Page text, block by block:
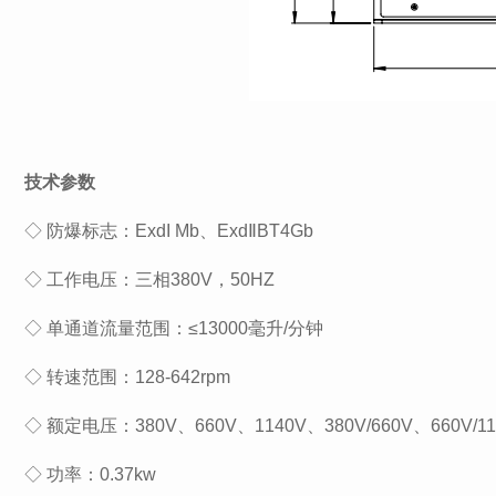
技术参数
◇ 防爆标志：ExdI Mb、ExdⅡBT4Gb
◇ 工作电压：三相380V，50HZ
◇ 单通道流量范围：≤13000毫升/分钟
◇ 转速范围：128-642rpm
◇ 额定电压：380V、660V、1140V、380V/660V、660V/
◇ 功率：0.37kw